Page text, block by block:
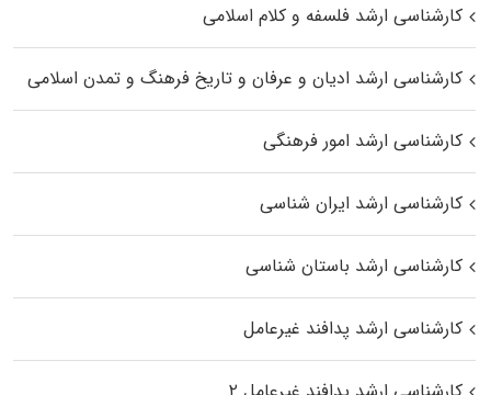
کارشناسی ارشد فلسفه و کلام اسلامی
کارشناسی ارشد ادیان و عرفان و تاریخ فرهنگ و تمدن اسلامی
کارشناسی ارشد امور فرهنگی
کارشناسی ارشد ایران شناسی
کارشناسی ارشد باستان شناسی
کارشناسی ارشد پدافند غیرعامل